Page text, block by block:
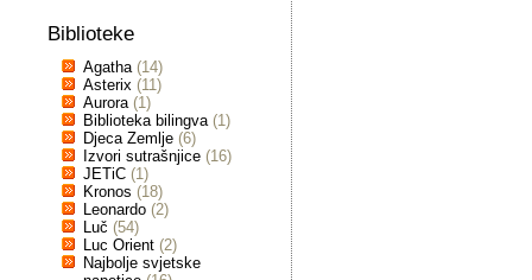
Biblioteke
Agatha (14)
Asterix (11)
Aurora (1)
Biblioteka bilingva (1)
Djeca Zemlje (6)
Izvori sutrašnjice (16)
JETiC (1)
Kronos (18)
Leonardo (2)
Luč (54)
Luc Orient (2)
Najbolje svjetske